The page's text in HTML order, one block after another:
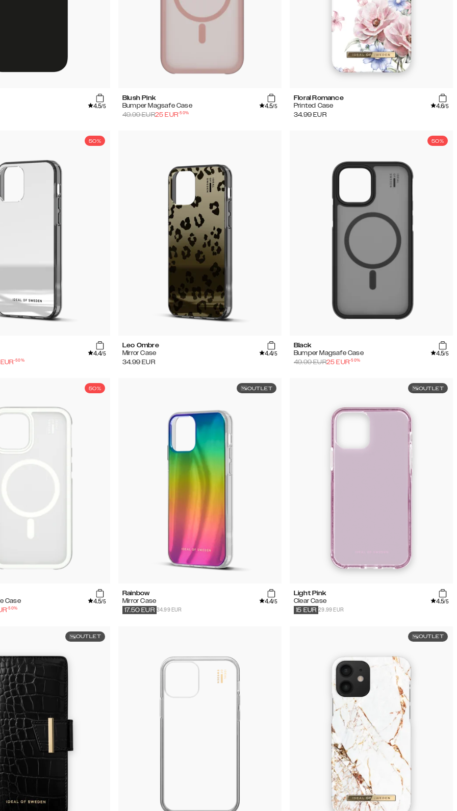
4.5/5
Blush Pink
Bumper Magsafe Case
4.5/5
49.99EUR25 EUR-50%
Floral Romance
Printed Case
4.6/5
34.99 EUR
50%
4.4/5
EUR-50%
Leo Ombre
Mirror Case
4.4/5
34.99 EUR
50%
Black
Bumper Magsafe Case
4.5/5
49.99EUR25 EUR-50%
50%
Case
4.5/5
-50%
OUTLET
Rainbow
Mirror Case
4.4/5
34.99 EUR
17.50 EUR
OUTLET
Light Pink
Clear Case
4.5/5
29.99 EUR
15 EUR
OUTLET OUTLET